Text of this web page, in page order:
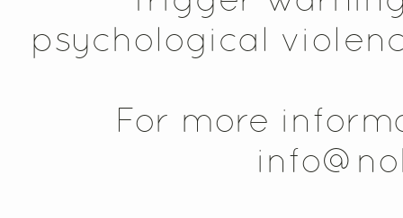
psychological
For more